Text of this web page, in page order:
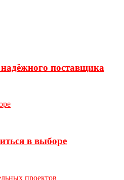
поставщика
в выборе